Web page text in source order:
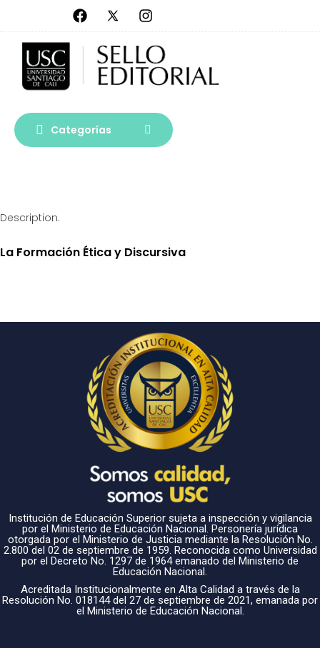
Categorías
Description.
La Formación Ética y Discursiva
Institución de Educación Superior sujeta a inspección y vigilancia
por el Ministerio de Educación Nacional. Personería jurídica
otorgada por el Ministerio de Justicia mediante la Resolución No.
2.800 del 02 de septiembre de 1959. Reconocida como Universidad
por el Decreto No. 1297 de 1964 emanado del Ministerio de
Educación Nacional.
Acreditada Institucionalmente en Alta Calidad a través de la
Resolución No. 018144 del 27 de septiembre de 2021, emanada por
el Ministerio de Educación Nacional.